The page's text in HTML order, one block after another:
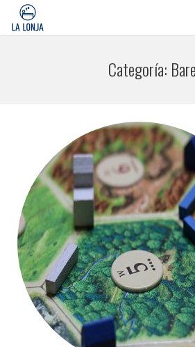
APARTAMENTOS
Categoría: